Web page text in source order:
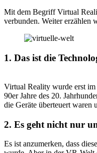
Mit dem Begriff Virtual
verbunden. Weiter erzählen
1. Das ist die
Virtual Reality wurde erst
90er Jahre des 20.
die Geräte überteuert waren
2. Es geht nicht nur
Es ist anzumerken, dass